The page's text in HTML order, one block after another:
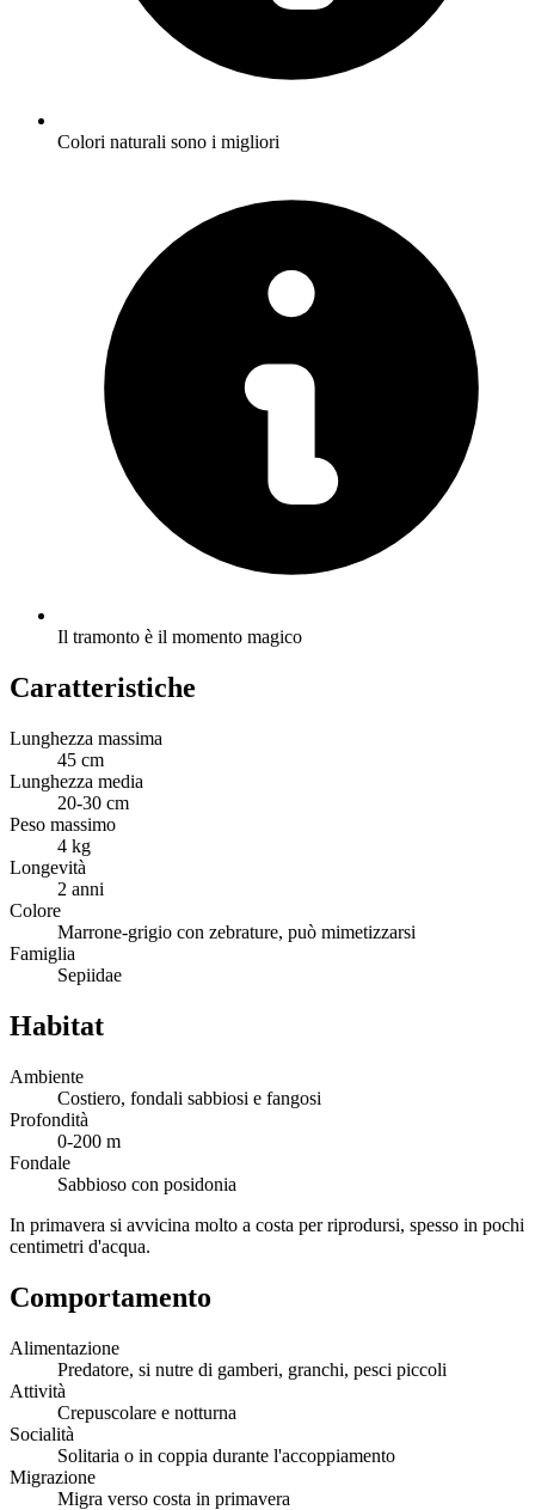
Colori naturali sono i migliori
Il tramonto è il momento magico
Caratteristiche
Lunghezza massima
45 cm
Lunghezza media
20-30 cm
Peso massimo
4 kg
Longevità
2 anni
Colore
Marrone-grigio con zebrature, può mimetizzarsi
Famiglia
Sepiidae
Habitat
Ambiente
Costiero, fondali sabbiosi e fangosi
Profondità
0-200 m
Fondale
Sabbioso con posidonia
In primavera si avvicina molto a costa per riprodursi, spesso in pochi
centimetri d'acqua.
Comportamento
Alimentazione
Predatore, si nutre di gamberi, granchi, pesci piccoli
Attività
Crepuscolare e notturna
Socialità
Solitaria o in coppia durante l'accoppiamento
Migrazione
Migra verso costa in primavera